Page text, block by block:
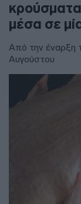
μέσα σε
Από την έναρξη
Αυγούστου